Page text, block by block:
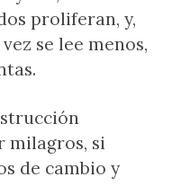
proliferan, y,
se lee menos,
milagros, si
de cambio y